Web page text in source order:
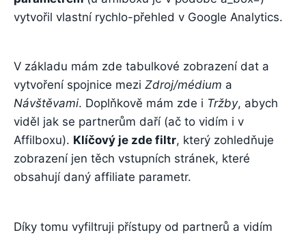
vytvořil vlastní rychlo-přehled v Google Analytics.
V základu mám zde tabulkové zobrazení dat a
vytvoření spojnice mezi Zdroj/médium a
Návštěvami. Doplňkově mám zde i Tržby, abych
viděl jak se partnerům daří (ač to vidím i v
Affilboxu). Klíčový je zde filtr, který zohledňuje
zobrazení jen těch vstupních stránek, které
obsahují daný affiliate parametr.
Díky tomu vyfiltruji přístupy od partnerů a vidím